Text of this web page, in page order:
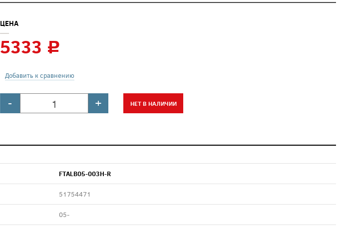
ЦЕНА
5333 c
Добавить к сравнению
- + НЕТ В НАЛИЧИИ
FTALB05-003H-R
51754471
05-